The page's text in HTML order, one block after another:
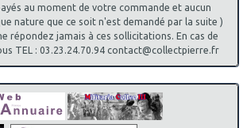
au moment de votre commande et aucun
nature que ce soit n'est demandé par la suite )
répondez jamais à ces sollicitations. En cas de
TEL : 03.23.24.70.94 contact@collectpierre.fr